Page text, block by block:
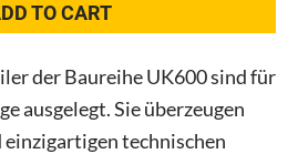
TO CART
der Baureihe UK600 sind für
ausgelegt. Sie überzeugen
technischen